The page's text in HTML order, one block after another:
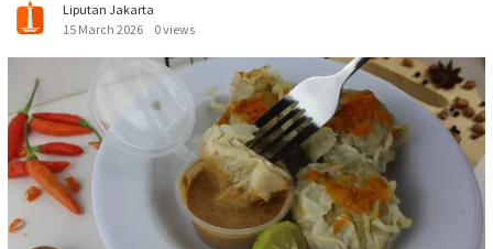
Liputan Jakarta
15 March 2026
0 views